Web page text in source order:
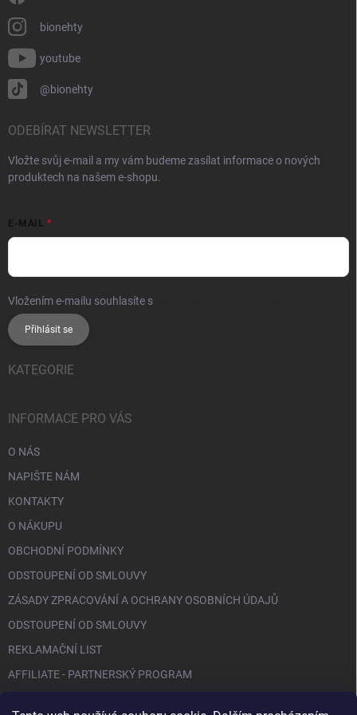
bionehty
youtube
@bionehty
ODEBÍRAT NEWSLETTER
Vložte svůj e-mail a my vám budeme zasílat informace o nových
produktech na našem e-shopu.
E-MAIL
Vložením e-mailu souhlasíte s
Přihlásit se
KATEGORIE
INFORMACE PRO VÁS
O NÁS
NAPIŠTE NÁM
KONTAKTY
O NÁKUPU
OBCHODNÍ PODMÍNKY
ODSTOUPENÍ OD SMLOUVY
ZÁSADY ZPRACOVÁNÍ A OCHRANY OSOBNÍCH ÚDAJŮ
ODSTOUPENÍ OD SMLOUVY
REKLAMAČNÍ LIST
AFFILIATE - PARTNERSKÝ PROGRAM